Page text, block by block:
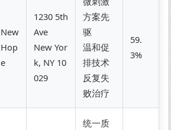
New
Hop
e
1230 5th
Ave
New Yor
k, NY 10
029
方案先
驱
温和促
排技术
反复失
败治疗
59.
3%
统一质